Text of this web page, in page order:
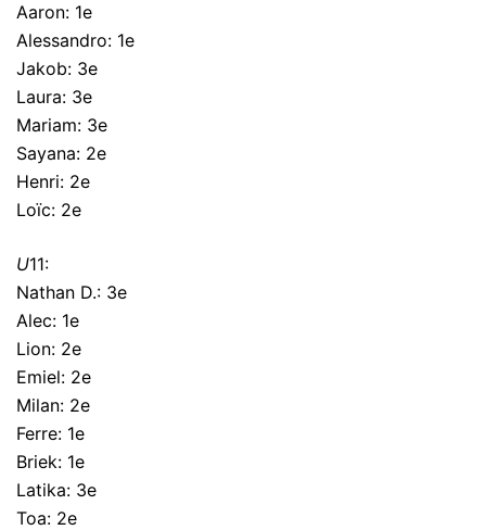
Aaron: 1e
Alessandro: 1e
Jakob: 3e
Laura: 3e
Mariam: 3e
Sayana: 2e
Henri: 2e
Loïc: 2e
U11:
Nathan D.: 3e
Alec: 1e
Lion: 2e
Emiel: 2e
Milan: 2e
Ferre: 1e
Briek: 1e
Latika: 3e
Toa: 2e